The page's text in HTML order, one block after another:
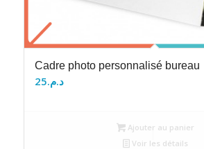
Cadre photo personnalisé bureau
د.م.25
Ajouter au panier
Voir les détails